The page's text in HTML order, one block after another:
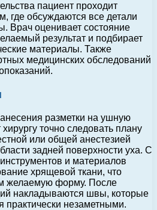
пациент проходит
где обсуждаются все детали
Врач оценивает состояние
результат и подбирает
материалы. Также
медицинских обследований
разметки на ушную
хирургу точно следовать плану
или общей анестезией
задней поверхности уха. С
и материалов
хрящевой ткани, что
желаемую форму. После
накладываются швы, которые
практически незаметными.